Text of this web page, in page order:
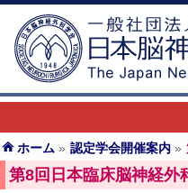
ホーム » 認定学会開催案内 »
第8回日本臨床脳神経外